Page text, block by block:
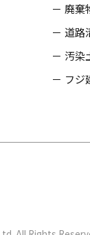
廃棄
道路
汚染
フジ